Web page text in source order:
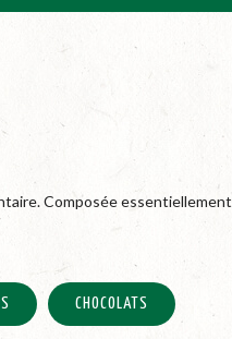
Composée essentiellement
CHOCOLATS